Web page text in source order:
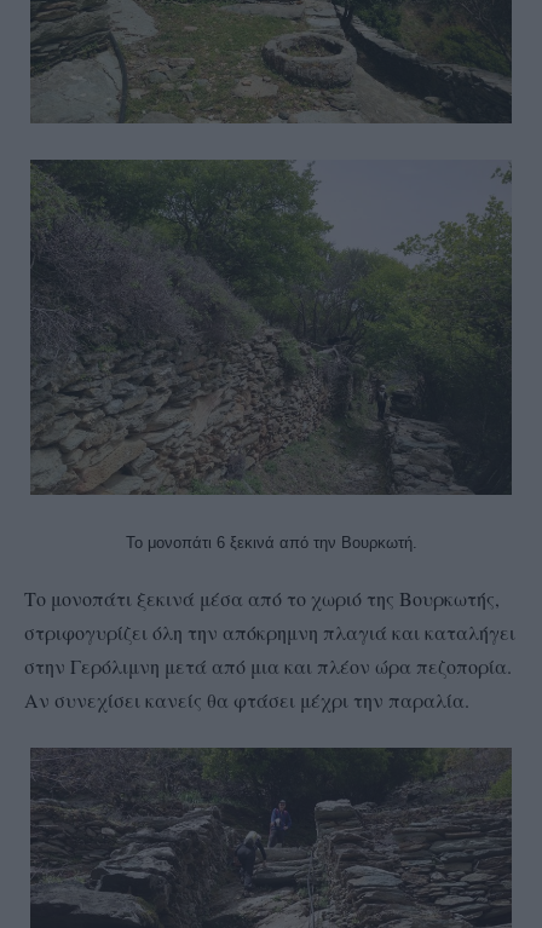
Το μονοπάτι 6 ξεκινά από την Βουρκωτή.
Το μονοπάτι ξεκινά μέσα από το χωριό της Βουρκωτής,
στριφογυρίζει όλη την απόκρημνη πλαγιά και καταλήγει
στην Γερόλιμνη μετά από μια και πλέον ώρα πεζοπορία.
Αν συνεχίσει κανείς θα φτάσει μέχρι την παραλία.